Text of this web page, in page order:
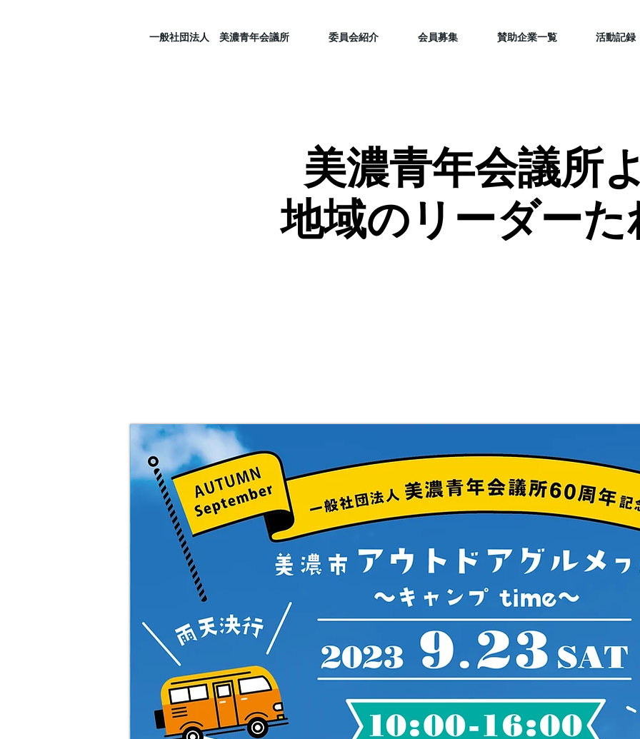
一般社団法人 美濃青年会議所 委員会紹介 会員募集 賛助企業一覧 活動記録
美濃青年会議所
地域のリーダー
美濃青年会議所
地域のリーダー